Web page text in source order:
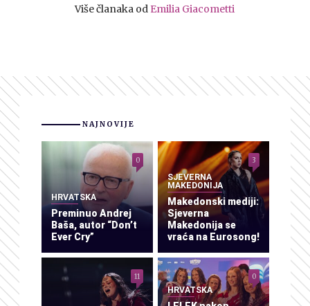
Više članaka od Emilia Giacometti
NAJNOVIJE
HRVATSKA
Preminuo Andrej
Baša, autor “Don’t
Ever Cry”
0
SJEVERNA
MAKEDONIJA
Makedonski mediji:
Sjeverna
Makedonija se
vraća na Eurosong!
3
11
HRVATSKA
0